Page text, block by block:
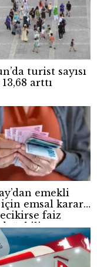
turist sayısı
arttı
emekli
için emsal karar:
faiz